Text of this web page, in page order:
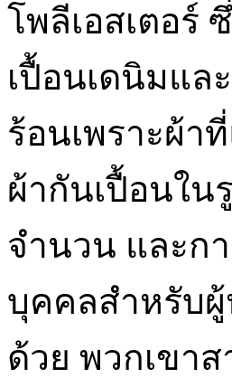
โพลีเอสเตอร์
เปื้อนเดนิมแล
ร้อนเพราะผ้
ผ้ากันเปื้อนใ
จำนวน และก
บุคคลสำหรับ
ด้วย พวกเขา